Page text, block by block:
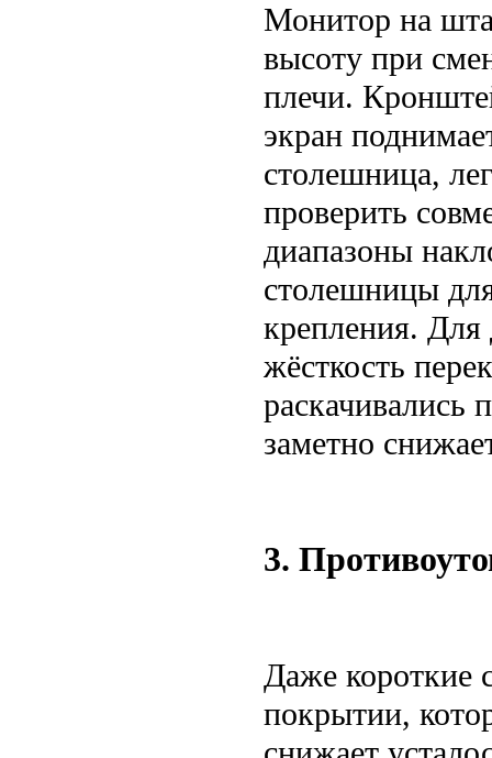
Монитор на
высоту при
плечи.
экран
столешница,
проверить
диапазоны
столешницы
крепления.
жёсткость
раскачивались
заметно
3.
Даже короткие
покрытии,